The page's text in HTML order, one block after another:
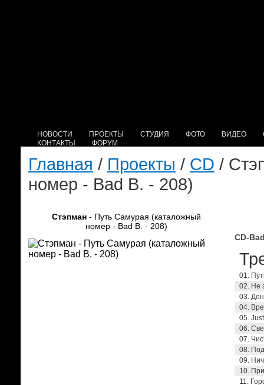
НОВОСТИ ПРОЕКТЫ СТУДИЯ ФОТО ВИДЕО
КОНТАКТЫ
ФОРУМ
Главная / Проекты / CD /
номер - Bad B. - 208)
Стэпман- Путь Самурая (каталожный
номер - Bad B. - 208)
CD-
01.
02. Не
03.
04.
05.
06.
07.
08.
09.
10.
11.